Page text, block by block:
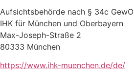
Aufsichtsbehörde nach § 34c GewO
IHK für München und Oberbayern
Max-Joseph-Straße 2
80333 München
https://www.ihk-muenchen.de/de/